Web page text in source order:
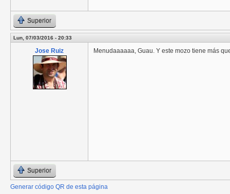
Superior
Lun, 07/03/2016 - 20:33
Jose Ruiz Menudaaaaaa, Guau. Y este mozo tiene más
Superior
Generar código QR de esta página